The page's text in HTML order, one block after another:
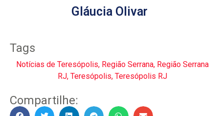
Gláucia Olivar
Tags
Notícias de Teresópolis, Região Serrana, Região Serrana
RJ, Teresópolis, Teresópolis RJ
Compartilhe: